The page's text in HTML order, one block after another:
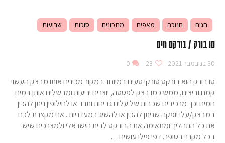
חגים חנוכה מאפים מתכונים סוכות שבועות
סו בורק / בורקס מים
30 בנובמבר 2021 23
0
סו בורק הוא בורקס טורקי טעים במיוחד.במקור מכינים אותו מבצק העשוי
קמח וביצים, ממש כמו בצק לפסטה, יוצרים יריעות ומבשלים אותן במים
חמים וכך מרכיבים שכבות של עלים גבינות ותרד או לחילופין ניתן להכין
במבצק/עלי יופקה שניתן להכין או להשיג במעדניות.. אני מקצרת לכם
את כל התהליך ומתאימה את הבורקס לבית הישראלי ולמצרכים שיש
בכל מקרר בסופר. דפי פילו עושים…